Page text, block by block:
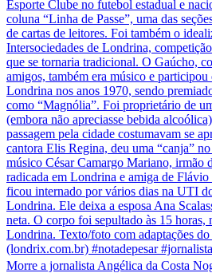
Morre a jornalista Angélica da Costa